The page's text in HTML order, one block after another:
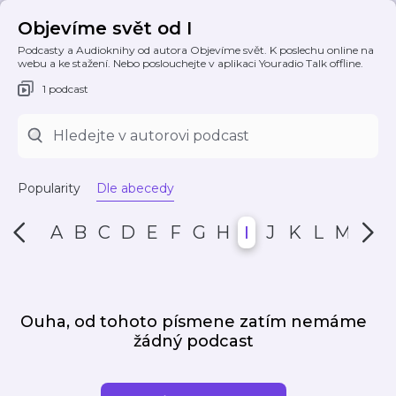
Objevíme svět od I
Podcasty a Audioknihy od autora Objevíme svět. K poslechu online na
webu a ke stažení. Nebo poslouchejte v aplikaci Youradio Talk offline.
1 podcast
Popularity Dle abecedy
A B C D E F G H I J K L M N
Ouha, od tohoto písmene zatím nemáme
žádný podcast